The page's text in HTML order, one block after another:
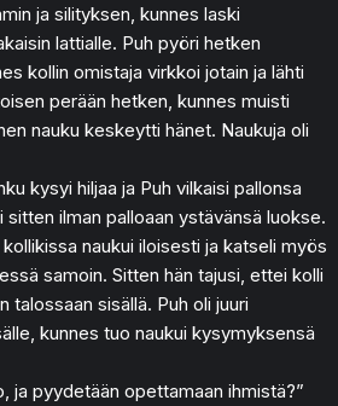
ja silityksen, kunnes laski
lattialle. Puh pyöri hetken
kollin omistaja virkkoi jotain ja lähti
perään hetken, kunnes muisti
nauku keskeytti hänet. Naukuja oli
kysyi hiljaa ja Puh vilkaisi pallonsa
sitten ilman palloaan ystävänsä luokse.
kollikissa naukui iloisesti ja katseli myös
samoin. Sitten hän tajusi, ettei kolli
talossaan sisällä. Puh oli juuri
kunnes tuo naukui kysymyksensä
ja pyydetään opettamaan ihmistä?”